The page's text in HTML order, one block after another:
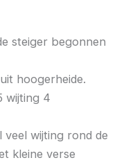
steiger begonnen
hoogerheide.
wijting 4
veel wijting rond de
kleine verse